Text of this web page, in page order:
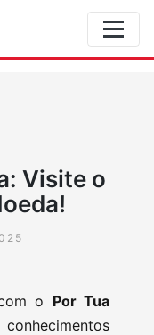
Visite o
o Por Tua